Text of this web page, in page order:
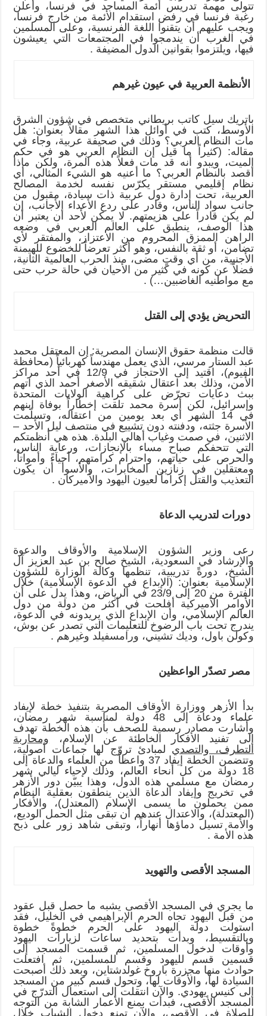
تتولى مهمة تدريس أئمة المساجد في فرنسا، وأعلن
رغبة فرنسا في رفض استقدام الأئمة من خارج فرنسا،
ويجب عليهم أن يتقنوا اللغة الفرنسية، وعلى المسلمين
في الغرب أن يندمجوا في المجتمعات التي يعيشون
فيها، ويلتزموا بقوانين الدول المضيفة .
الأنظمة العربية في عيون غيرهم
باتريك سيل كاتب بريطاني متخصص في شؤون الشرق
الأوسط، كتب في أوائل هذا الشهر مقالاً بعنوان: هل
مات النظام العربي؟ وذلك في صحيفة عربية، وجاء في
مقاله: (كثيراً ما قيل إن النظام العربي هو في حكم
الميت، ويبدو أنه قد مات فعلاً هذه المرة، ولكن ماذا
أقصد بالنظام العربي؟ ما أعنيه هو الشيء المثالي، أي
نظام إقليمي مستقر يكرّس نفسه لخدمة المصالح
العربية، تحت إدارة دول عربية ذات سيادة، مقبول من
جانب سواد الناس، وقادر على ردع الأعداء الأجانب، إن
لم يكن قادراً على هزيمتهم. لا يمكن لأحد أن يعتبر أن
هذا الوصف، ينطبق على العالم العربي في وضعه
الراهن الممزق المحروم من الاعتزاز، والمفتقر لأي
تضامن، أو ثقة بالنفس، وهو أكثر تعرضاً للخضوع للهيمنة
الأجنبية، من أي وقتٍ مضى، منذ الحرب العالمية الثانية،
فضلاً عن كونه في كثير من الأحيان في حالة حرب حتى
مع مواطنيه الغاضبين…) .
التحريض يؤدي إلى القتل
قالت منظمة حقوق الإنسان المصرية: إن المعتقل محمد
عبد الستار مرسي، الذي يعمل مهندساً كهربائياً (محافظة
الفيوم)، اقتيد إلى الاحتجاز في 12/9 في أحد مراكز
الأمن، وذلك بعد اعتقال شقيقه الأصغر أحمد الذي اتهم
ببث دعايات تحرّض على كراهية الولايات المتحدة
وإسرائيل، لكن أسرة محمد تلقت إخطاراً بوفاة ابنهم
في 14 الشهر أي بعد يومين من اعتقاله، وتسلّمت
الأسرة جثته، ودفنته دون تشييع في منتصف ليل الأحد –
الاثنين، في صمت وغياب أهالي البلدة. هذه هي أنظمتكم
التي تتحفكم صباح مساء بالإنجازات، ورعاية الناس،
والحرص على حياتهم، واحترام كرامتهم، أحياءً وأمواتاً،
ومعتقلين في زنازين المخابرات، والأسوأ أن يكون
التعذيب والقتل إكراماً لعيون اليهود والأميركان .
دورات لتدريب الدعاة
رعى وزير الشؤون الإسلامية والأوقاف والدعوة
والإرشاد في السعودية، الشيخ صالح بن عبد العزيز آل
الشيخ، دورةً تدريبية، تنظمها وكالة الوزارة للشؤون
الإسلامية بعنوان: (الإبداع في الدعوة الإسلامية) خلال
الفترة من 20 إلى 23/9 في الرياض، وهذا يدل على أن
الأوامر الأميركية أفلحت في أكثر من دولة من دول
العالم الإسلامي، وأن الإبداع الذي يريدونه في الدعوة،
يندرج تحت باب الرضوخ للتعليمات التي تصدر عن بوش،
وكولن باول، وديك تشيني، ورامسفيلد وغيرهم .
مصر تصدّر الواعظين
بدأ الأزهر ووزارة الأوقاف المصرية بتنفيذ خطة لإيفاد
علماء ودعاة إلى 48 دولة لمناسبة شهر رمضان،
وأشارت مصادر رسمية للصحف بأن هذه الخطة تهدف
إلى تفنيد الأفكار الخاطئة عن الإسلام، ومحاربة
التطرف، والتصديلمبادئ تروّج لها جماعات أصولية،
وتتضمن الخطة إيفاد 37 واعظاً من العلماء والدعاة إلى
18 دولة من كل أنحاء العالم، وذلك لإحياء ليالي شهر
رمضان مع مسلمي هذه الدول، وهذا يبيّن دور الأزهر
في تخريج وإيفاد الدعاة الذين ينطقون بعقلية النظام
ممن يحملون ما يسمى الإسلام (المعتدل)، والأفكار
(المعتدلة)، والاعتدال عندهم أن تبقى مثل الحمل الوديع،
والأمة تسيل دماؤها أنهاراً، وتبقى شاهد زور على ذبح
هذه الأمة .
المسجد الأقصى والتهويد
ما يجري في المسجد الأقصى يشبه ما حصل قبل عقود
من قبل اليهود تجاه الحرم الإبراهيمي في الخليل، فقد
استولت دولة اليهود على الحرم خطوةً خطوة
وبالتقسيط، وبدأت بتحديد ساعات لزيارات اليهود
وأوقات لدخول المسلمين، ثم قسمت المسجد إلى
قسمين قسم لليهود وقسم للمسلمين، ثم افتعلت
حوادث منها مجزرة باروخ غولدشتاين، وبعد ذلك أصبحت
السيادة لها، والأوقات لها، وتحول قسم كبير من المسجد
إلى كنيس يهودي. والآن انتقلت إلى استعمال التدرّج في
المسجد الأقصى، فبدأت بمنع الأعمار الشابة من التوجه
للصلاة في الأقصى، والآن تمنع دخول الشباب خلال